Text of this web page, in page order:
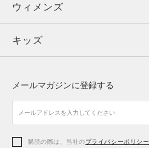
ウィメンズ
キッズ
アクセサリー
トップス
ボトムス
アクセサリー
ウィメンズ
トップス
シューズ
アクセサリー
キッズ
シューズ
メールマガジンに登録する
購読の際は、当社のプライバシーポリシー